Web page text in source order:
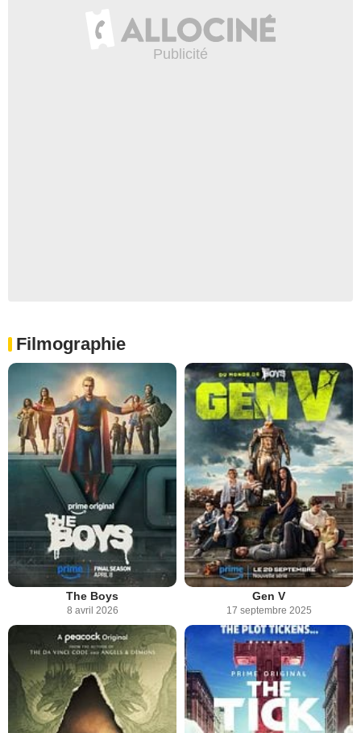
Filmographie
The Boys
8 avril 2026
Gen V
17 septembre 2025